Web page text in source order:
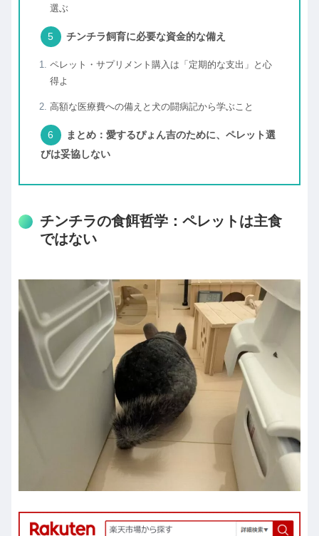
選ぶ
チンチラ飼育に必要な資金的な備え
ペレット・サプリメント購入は「定期的な支出」と心
得よ
高額な医療費への備えと犬の闘病記から学ぶこと
まとめ：愛するぴょん吉のために、ペレット選
びは妥協しない
チンチラの食餌哲学：ペレットは主食
ではない